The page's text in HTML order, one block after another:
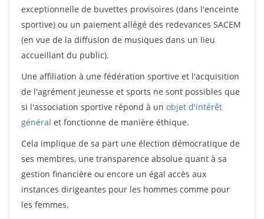
exceptionnelle de buvettes provisoires (dans l'enceinte
sportive) ou un paiement allégé des redevances SACEM
(en vue de la diffusion de musiques dans un lieu
accueillant du public).
Une affiliation à une fédération sportive et l'acquisition
de l'agrément jeunesse et sports ne sont possibles que
si l'association sportive répond à un objet d'intérêt
général et fonctionne de manière éthique.
Cela implique de sa part une élection démocratique de
ses membres, une transparence absolue quant à sa
gestion financière ou encore un égal accès aux
instances dirigeantes pour les hommes comme pour
les femmes.